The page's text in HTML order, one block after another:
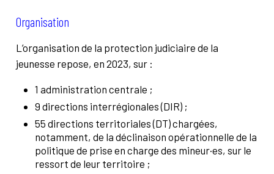
Organisation
L’organisation de la protection judiciaire de la
jeunesse repose, en 2023, sur :
1 administration centrale ;
9 directions interrégionales (DIR) ;
55 directions territoriales (DT) chargées,
notamment, de la déclinaison opérationnelle de la
politique de prise en charge des mineur·es, sur le
ressort de leur territoire ;